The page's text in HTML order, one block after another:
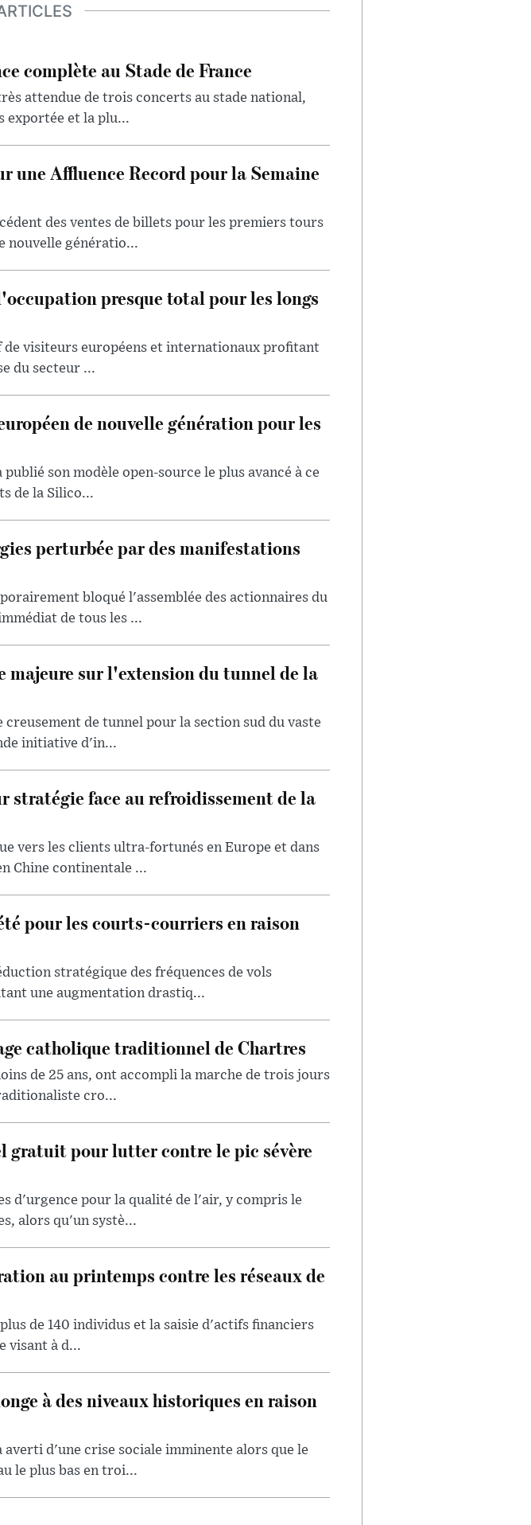
complète au Stade de France
attendue de trois concerts au stade national,
exportée et la plu...
une Affluence Record pour la Semaine
des ventes de billets pour les premiers tours
nouvelle génératio...
presque total pour les longs
de visiteurs européens et internationaux profitant
du secteur ...
de nouvelle génération pour les
son modèle open-source le plus avancé à ce
de la Silico...
perturbée par des manifestations
bloqué l'assemblée des actionnaires du
de tous les ...
majeure sur l'extension du tunnel de la
de tunnel pour la section sud du vaste
initiative d'in...
stratégie face au refroidissement de la
vers les clients ultra-fortunés en Europe et dans
Chine continentale ...
pour les courts-courriers en raison
stratégique des fréquences de vols
une augmentation drastiq...
catholique traditionnel de Chartres
de 25 ans, ont accompli la marche de trois jours
cro...
gratuit pour lutter contre le pic sévère
d'urgence pour la qualité de l'air, y compris le
alors qu'un systè...
au printemps contre les réseaux de
de 140 individus et la saisie d'actifs financiers
visant à d...
à des niveaux historiques en raison
d'une crise sociale imminente alors que le
le plus bas en troi...